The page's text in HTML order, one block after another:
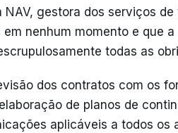
NAV, gestora dos serviços
nenhum momento e que
todas as
dos contratos com os
de planos de
aplicáveis a todos os